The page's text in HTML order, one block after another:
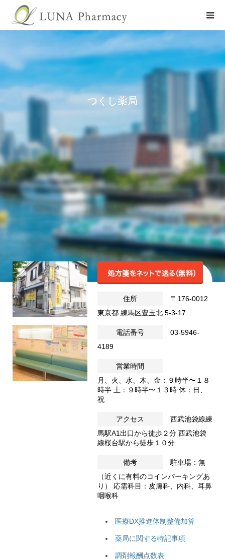
つくし薬局
店舗を探す つくし薬局
店舗詳細
住所
〒176-0012
東京都 練馬区豊玉北 5-3-17
電話番号
03-5946-
4189
営業時間
月、火、水、木、金：９時半〜１８
時半 土：９時半〜１３時 休：日、
祝
アクセス
西武池袋線練
馬駅A1出口から徒歩２分 西武池袋
線桜台駅から徒歩１０分
備考
駐車場：無
（近くに有料のコインパーキングあ
り） 応需科目：皮膚科、内科、耳鼻
咽喉科
医療DX推進体制整備加算
薬局に関する特記事項
調剤報酬点数表